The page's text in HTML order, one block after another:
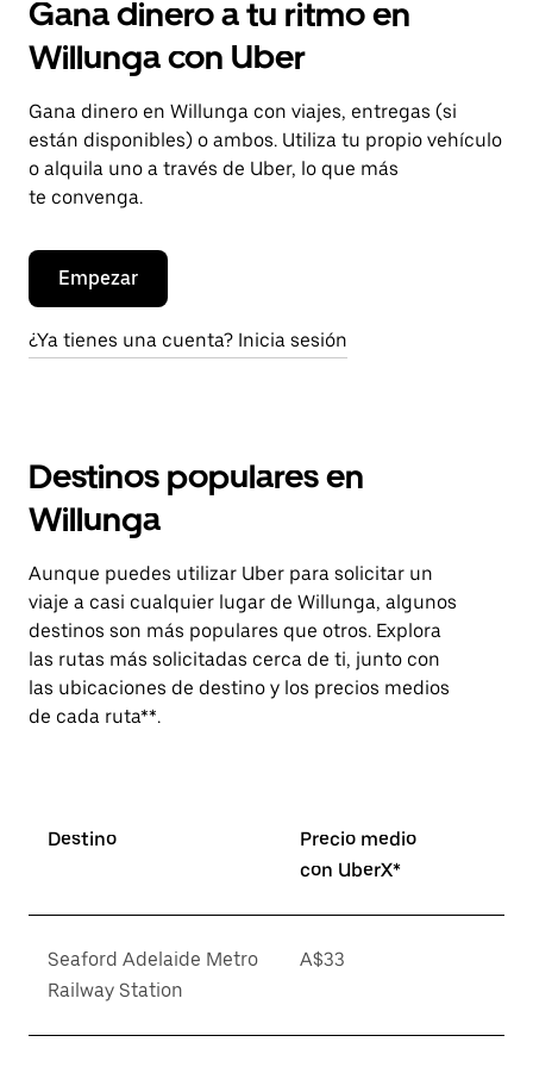
Gana dinero a tu ritmo en
Willunga con Uber
Gana dinero en Willunga con viajes, entregas (si
están disponibles) o ambos. Utiliza tu propio vehículo
o alquila uno a través de Uber, lo que más
te convenga.
Empezar
¿Ya tienes una cuenta? Inicia sesión
Destinos populares en
Willunga
Aunque puedes utilizar Uber para solicitar un
viaje a casi cualquier lugar de Willunga, algunos
destinos son más populares que otros. Explora
las rutas más solicitadas cerca de ti, junto con
las ubicaciones de destino y los precios medios
de cada ruta**.
Destino
Precio medio
con UberX*
Seaford Adelaide Metro
Railway Station
A$33